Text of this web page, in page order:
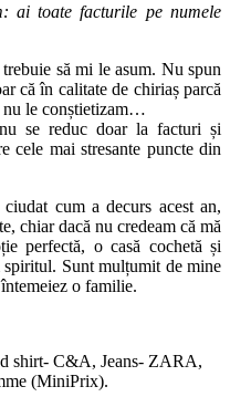
ai toate facturile pe numele
să mi le asum. Nu spun
că în calitate de chiriaș parcă
nu le conștietizam…
nu se reduc doar la facturi și
cele mai stresante puncte din
cum a decurs acest an,
chiar dacă nu credeam că mă
perfectă, o casă cochetă și
Sunt mulțumit de mine
o familie.
shirt- C&A, Jeans- ZARA,
(MiniPrix).